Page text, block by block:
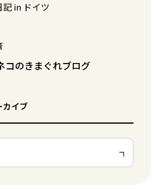
in ドイツ
コのきまぐれブログ
カイブ